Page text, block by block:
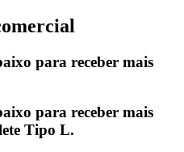
para receber mais
para receber mais
Tipo L.